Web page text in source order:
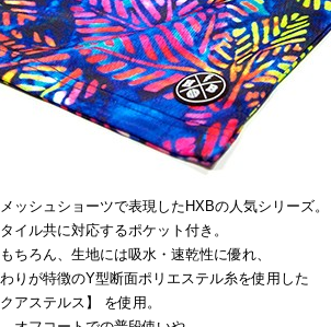
ッシュショーツで表現したHXBの人気シリーズ。
イル共に対応するポケット付き。
ちろん、生地には吸水・速乾性に優れ、
りが特徴のY型断面ポリエステル糸を使用した
アステルス】 を使用。